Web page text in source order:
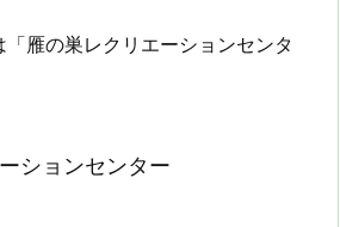
雁の巣レクリエーションセンタ
ションセンター